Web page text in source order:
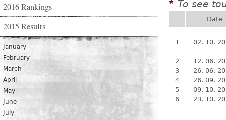
2016 Rankings
2015 Results
January
February
March
April
May
June
July
* To see
Date
1 02. 10.
2
12. 06.
3
26. 06.
4
26. 09.
5
09. 10.
6
23. 10.